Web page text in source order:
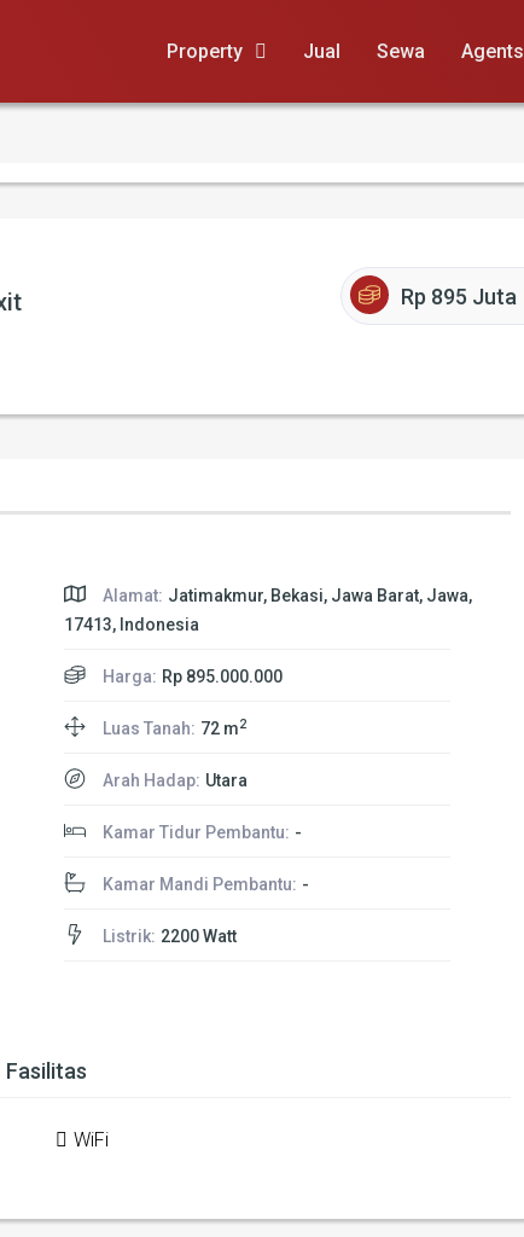
Property Jual Sewa Agents
Rp 895 Juta
Alamat: Jatimakmur, Bekasi, Jawa Barat, Jawa,
17413, Indonesia
Harga: Rp 895.000.000
Luas Tanah: 72 m2
Arah Hadap: Utara
Kamar Tidur Pembantu: -
Kamar Mandi Pembantu: -
Listrik: 2200 Watt
Fasilitas
WiFi